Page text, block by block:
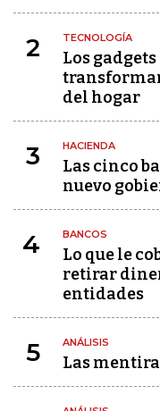
2 TECNOLOGÍA
Los
del hogar
3 HACIENDA
Las cinco
nuevo
4 BANCOS
Lo que le
retirar
entidades
5 ANÁLISIS
Las